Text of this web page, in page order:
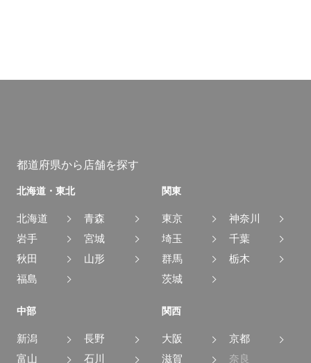
都道府県から店舗を探す
北海道・東北
北海道
青森
岩手
宮城
秋田
山形
福島
関東
東京
神奈川
埼玉
千葉
群馬
栃木
茨城
中部
新潟
長野
富山
石川
関西
大阪
京都
滋賀
奈良